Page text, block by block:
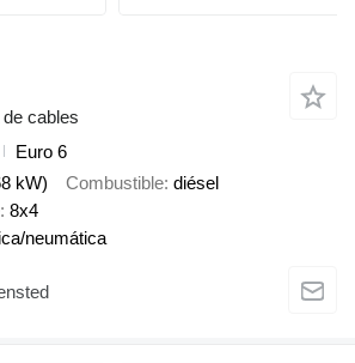
cables
Euro 6
kW) Combustible diésel
8x4
neumática